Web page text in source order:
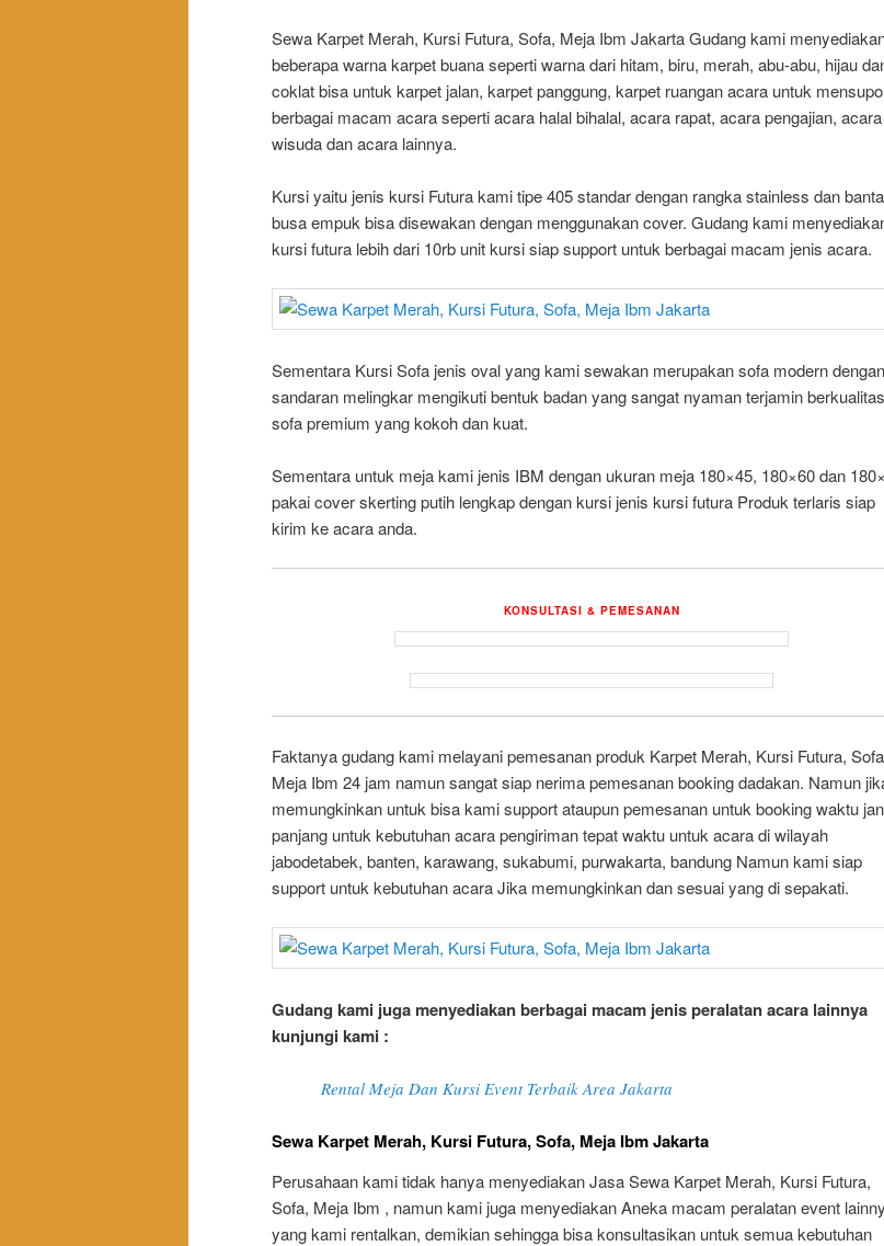
Sewa Karpet Merah, Kursi Futura, Sofa, Meja Ibm Jakarta Gudang kami
beberapa warna karpet buana seperti warna dari hitam, biru, merah, abu-abu, hijau
coklat bisa untuk karpet jalan, karpet panggung, karpet ruangan acara untuk
berbagai macam acara seperti acara halal bihalal, acara rapat, acara pengajian, acara
wisuda dan acara lainnya.
Kursi yaitu jenis kursi Futura kami tipe 405 standar dengan rangka stainless dan
busa empuk bisa disewakan dengan menggunakan cover. Gudang kami
kursi futura lebih dari 10rb unit kursi siap support untuk berbagai macam jenis acara.
Sementara Kursi Sofa jenis oval yang kami sewakan merupakan sofa modern dengan
sandaran melingkar mengikuti bentuk badan yang sangat nyaman terjamin berkualitas
sofa premium yang kokoh dan kuat.
Sementara untuk meja kami jenis IBM dengan ukuran meja 180×45, 180×60 dan
pakai cover skerting putih lengkap dengan kursi jenis kursi futura Produk terlaris siap
kirim ke acara anda.
KONSULTASI & PEMESANAN
Faktanya gudang kami melayani pemesanan produk Karpet Merah, Kursi Futura,
Meja Ibm 24 jam namun sangat siap nerima pemesanan booking dadakan. Namun
memungkinkan untuk bisa kami support ataupun pemesanan untuk booking waktu
panjang untuk kebutuhan acara pengiriman tepat waktu untuk acara di wilayah
jabodetabek, banten, karawang, sukabumi, purwakarta, bandung Namun kami siap
support untuk kebutuhan acara Jika memungkinkan dan sesuai yang di sepakati.
Gudang kami juga menyediakan berbagai macam jenis peralatan acara lainnya
kunjungi kami :
Rental Meja Dan Kursi Event Terbaik Area Jakarta
Sewa Karpet Merah, Kursi Futura, Sofa, Meja Ibm Jakarta
Perusahaan kami tidak hanya menyediakan Jasa Sewa Karpet Merah, Kursi Futura,
Sofa, Meja Ibm , namun kami juga menyediakan Aneka macam peralatan event
yang kami rentalkan, demikian sehingga bisa konsultasikan untuk semua kebutuhan